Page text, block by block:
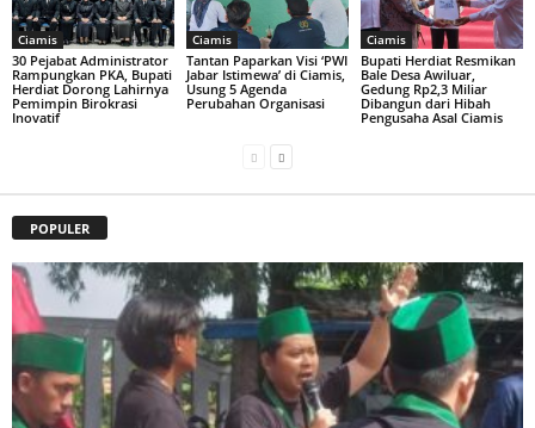
Ciamis
30 Pejabat Administrator
Rampungkan PKA, Bupati
Herdiat Dorong Lahirnya
Pemimpin Birokrasi
Inovatif
Ciamis
Tantan Paparkan Visi ‘PWI
Jabar Istimewa’ di Ciamis,
Usung 5 Agenda
Perubahan Organisasi
Ciamis
Bupati Herdiat Resmikan
Bale Desa Awiluar,
Gedung Rp2,3 Miliar
Dibangun dari Hibah
Pengusaha Asal Ciamis
POPULER